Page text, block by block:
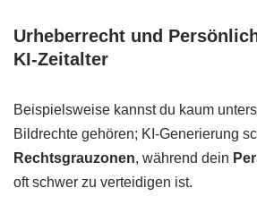
Urheberrecht und
KI-Zeitalter
Beispielsweise kannst du kaum
Bildrechte gehören; KI-Generierung
Rechtsgrauzonen, während dein
oft schwer zu verteidigen ist.